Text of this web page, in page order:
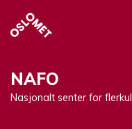
NAFO
Nasjonalt senter for